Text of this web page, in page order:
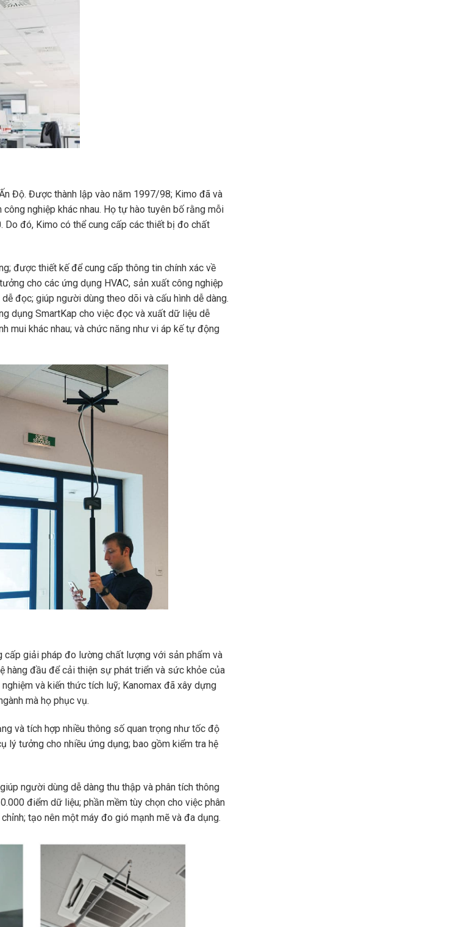
Độ. Được thành lập vào năm 1997/98; Kimo đã và
nghiệp khác nhau. Họ tự hào tuyên bố rằng mỗi
Do đó, Kimo có thể cung cấp các thiết bị đo chất
được thiết kế để cung cấp thông tin chính xác về
cho các ứng dụng HVAC, sản xuất công nghiệp
đọc; giúp người dùng theo dõi và cấu hình dễ dàng.
dụng SmartKap cho việc đọc và xuất dữ liệu dễ
mui khác nhau; và chức năng như vi áp kế tự động
cấp giải pháp đo lường chất lượng với sản phẩm và
hàng đầu để cải thiện sự phát triển và sức khỏe của
và kiến thức tích luỹ; Kanomax đã xây dựng
mà họ phục vụ.
và tích hợp nhiều thông số quan trọng như tốc độ
lý tưởng cho nhiều ứng dụng; bao gồm kiểm tra hệ
người dùng dễ dàng thu thập và phân tích thông
điểm dữ liệu; phần mềm tùy chọn cho việc phân
tạo nên một máy đo gió mạnh mẽ và đa dụng.